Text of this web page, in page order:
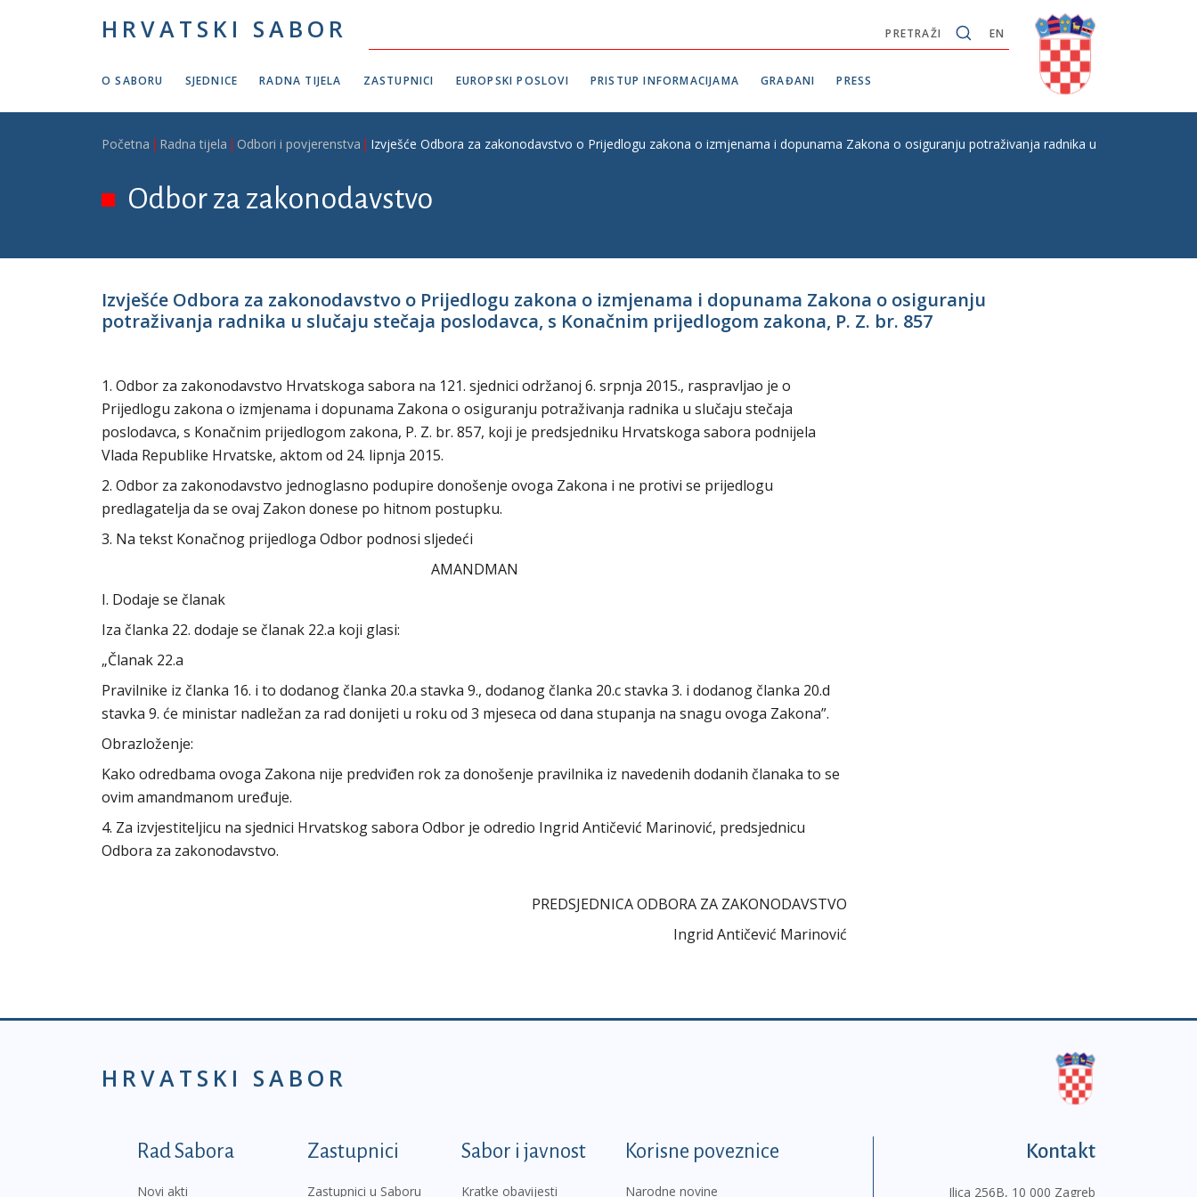
HRVATSKI SABOR EN
PRETRAŽI
O SABORU SJEDNICE RADNA TIJELA ZASTUPNICI EUROPSKI POSLOVI PRISTUP INFORMACIJAMA GRAĐANI PRESS
Breadcrumb
Početna Radna tijela Odbori i povjerenstva Izvješće Odbora za zakonodavstvo o Prijedlogu zakona o izmjenama i dopunama Zakona o osiguranju potraživanja radnika u slučaju stečaja
Odbor za zakonodavstvo
Izvješće Odbora za zakonodavstvo o Prijedlogu zakona o izmjenama i dopunama Zakona o osiguranju
potraživanja radnika u slučaju stečaja poslodavca, s Konačnim prijedlogom zakona, P. Z. br. 857
1. Odbor za zakonodavstvo Hrvatskoga sabora na 121. sjednici održanoj 6. srpnja 2015., raspravljao je o
Prijedlogu zakona o izmjenama i dopunama Zakona o osiguranju potraživanja radnika u slučaju stečaja
poslodavca, s Konačnim prijedlogom zakona, P. Z. br. 857, koji je predsjedniku Hrvatskoga sabora podnijela
Vlada Republike Hrvatske, aktom od 24. lipnja 2015.
2. Odbor za zakonodavstvo jednoglasno podupire donošenje ovoga Zakona i ne protivi se prijedlogu
predlagatelja da se ovaj Zakon donese po hitnom postupku.
3. Na tekst Konačnog prijedloga Odbor podnosi sljedeći
AMANDMAN
I. Dodaje se članak
Iza članka 22. dodaje se članak 22.a koji glasi:
„Članak 22.a
Pravilnike iz članka 16. i to dodanog članka 20.a stavka 9., dodanog članka 20.c stavka 3. i dodanog članka 20.d
stavka 9. će ministar nadležan za rad donijeti u roku od 3 mjeseca od dana stupanja na snagu ovoga Zakona”.
Obrazloženje:
Kako odredbama ovoga Zakona nije predviđen rok za donošenje pravilnika iz navedenih dodanih članaka to se
ovim amandmanom uređuje.
4. Za izvjestiteljicu na sjednici Hrvatskog sabora Odbor je odredio Ingrid Antičević Marinović, predsjednicu
Odbora za zakonodavstvo.
PREDSJEDNICA ODBORA ZA ZAKONODAVSTVO
Ingrid Antičević Marinović
HRVATSKI SABOR
Podnožje prvi izbornik
Rad Sabora
Novi akti
Zastupnici
Zastupnici u Saboru
Sabor i javnost
Kratke obavijesti
Korisne poveznice
Narodne novine
Kontakt
Ilica 256B, 10 000 Zagreb